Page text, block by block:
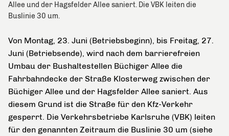
Allee und der Hagsfelder Allee saniert. Die VBK leiten die
Buslinie 30 um.
Von Montag, 23. Juni (Betriebsbeginn), bis Freitag, 27.
Juni (Betriebsende), wird nach dem barrierefreien
Umbau der Bushaltestellen Büchiger Allee die
Fahrbahndecke der Straße Klosterweg zwischen der
Büchiger Allee und der Hagsfelder Allee saniert. Aus
diesem Grund ist die Straße für den Kfz-Verkehr
gesperrt. Die Verkehrsbetriebe Karlsruhe (VBK) leiten
für den genannten Zeitraum die Buslinie 30 um (siehe